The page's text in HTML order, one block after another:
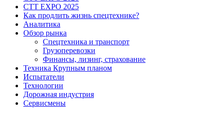
CTT EXPO 2025
Как продлить жизнь спецтехнике?
Аналитика
Обзор рынка
Спецтехника и транспорт
Грузоперевозки
Финансы, лизинг, страхование
Техника Крупным планом
Испытатели
Технологии
Дорожная индустрия
Сервисмены